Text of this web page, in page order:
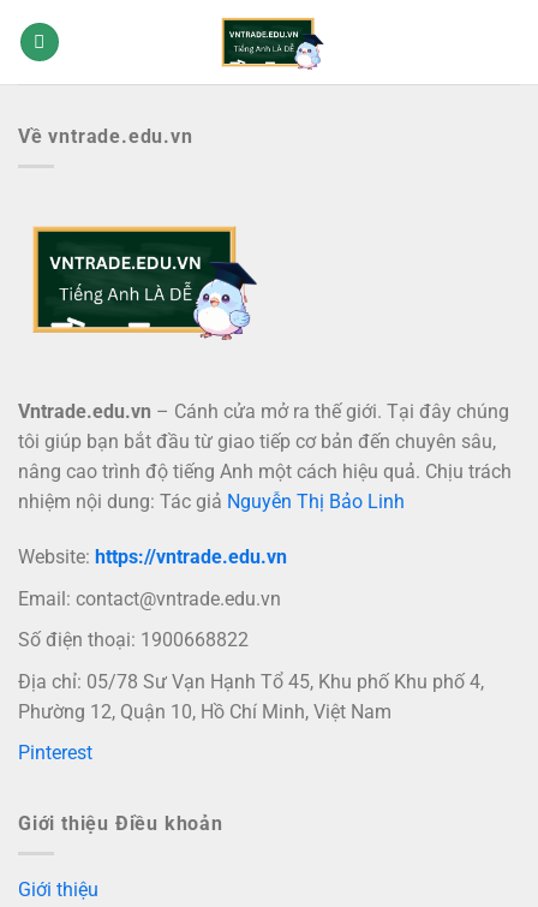
qua
Về vntrade.edu.vn
Vntrade.edu.vn – Cánh cửa mở ra thế giới. Tại đây chúng
tôi giúp bạn bắt đầu từ giao tiếp cơ bản đến chuyên sâu,
nâng cao trình độ tiếng Anh một cách hiệu quả. Chịu trách
nhiệm nội dung: Tác giả Nguyễn Thị Bảo Linh
Website: https://vntrade.edu.vn
Email: contact@vntrade.edu.vn
Số điện thoại: 1900668822
Địa chỉ: 05/78 Sư Vạn Hạnh Tổ 45, Khu phố Khu phố 4,
Phường 12, Quận 10, Hồ Chí Minh, Việt Nam
Pinterest
Giới thiệu Điều khoản
Giới thiệu